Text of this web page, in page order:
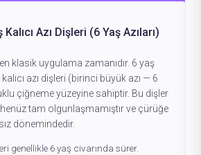
Azı Dişleri (6 Yaş Azıları)
klasik uygulama zamanıdır. 6 yaş
azı dişleri (birinci büyük azı — 6
çiğneme yüzeyine sahiptir. Bu dişler
tam olgunlaşmamıştır ve çürüğe
dönemindedir.
genellikle 6 yaş civarında sürer.